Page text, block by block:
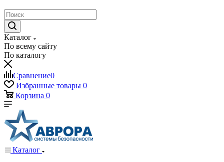
Каталог
По всему сайту
По каталогу
Сравнение0
Избранные товары 0
Корзина 0
Каталог